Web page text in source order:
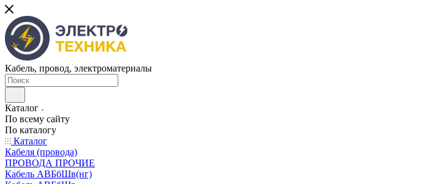
Кабель, провод, электроматериалы
Каталог
По всему сайту
По каталогу
Каталог
Кабеля (провода)
ПРОВОДА ПРОЧИЕ
Кабель АВБбШв(нг)